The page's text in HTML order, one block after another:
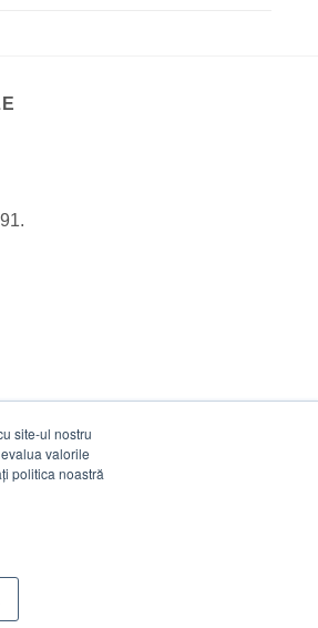
site-ul nostru
valorile
politica noastră